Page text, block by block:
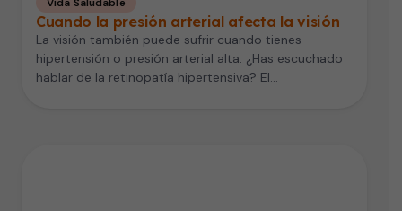
Cuando la presión arterial afecta la visión
La visión también puede sufrir cuando tienes
hipertensión o presión arterial alta. ¿Has escuchado
hablar de la retinopatía hipertensiva? El…